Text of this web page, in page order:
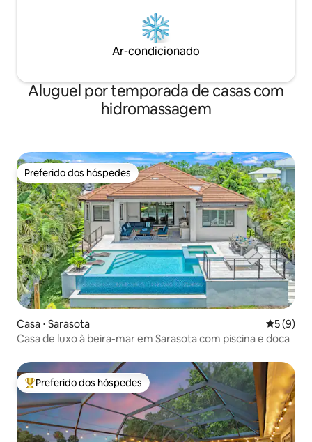
Ar-condicionado
Aluguel por temporada de casas com
hidromassagem
Preferido dos hóspedes
Preferido dos hóspedes
Casa ⋅ Sarasota 5 de
5 (9)
Casa de luxo à beira-mar em Sarasota com piscina e doca
Entre os melhores preferidos dos hóspedes
Preferido dos hóspedes